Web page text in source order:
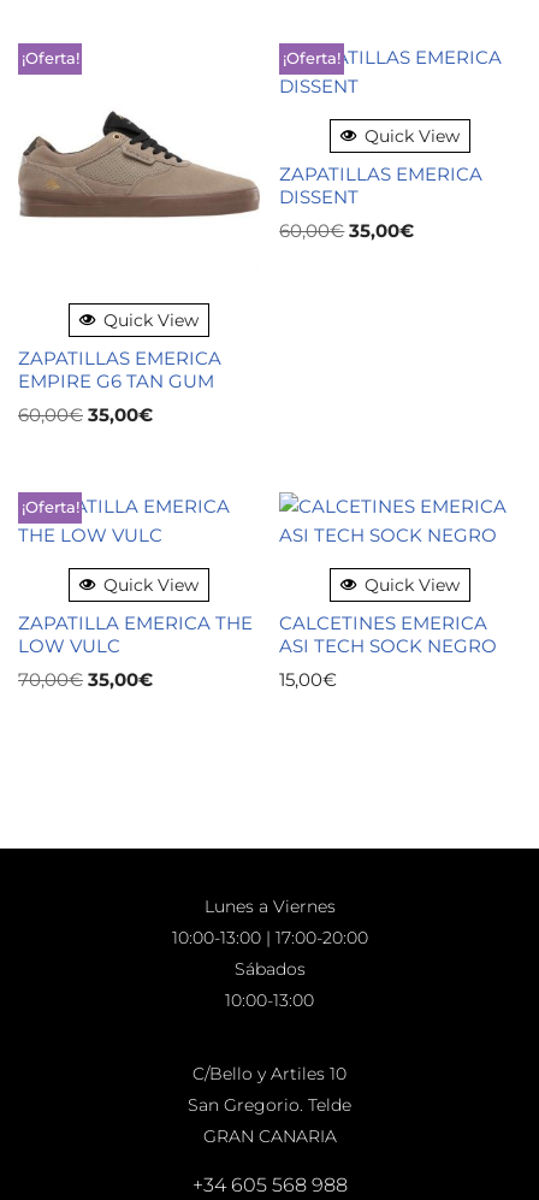
¡Oferta!
Quick View
ZAPATILLAS EMERICA
EMPIRE G6 TAN GUM
60,00€ 35,00€
¡Oferta!
Quick View
ZAPATILLAS EMERICA
DISSENT
60,00€ 35,00€
¡Oferta!
Quick View
ZAPATILLA EMERICA THE
LOW VULC
70,00€ 35,00€
Quick View
CALCETINES EMERICA
ASI TECH SOCK NEGRO
15,00€
Lunes a Viernes
10:00-13:00 | 17:00-20:00
Sábados
10:00-13:00
C/Bello y Artiles 10
San Gregorio. Telde
GRAN CANARIA
+34 605 568 988